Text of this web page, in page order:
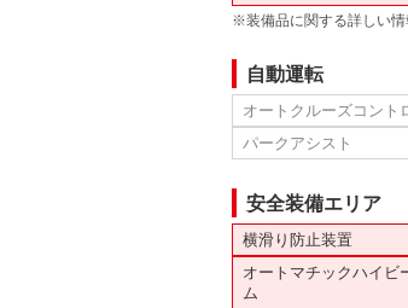
※装備品に関する詳しい情
自動運転
オートクルーズコント
パークアシスト
安全装備エリア
横滑り防止装置
オートマチックハイビ
ム